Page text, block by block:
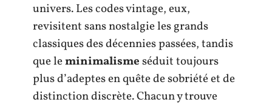
univers. Les codes vintage, eux,
revisitent sans nostalgie les grands
classiques des décennies passées, tandis
que leminimalismeséduit toujours
plus d’adeptes en quête de sobriété et de
distinction discrète. Chacun y trouve